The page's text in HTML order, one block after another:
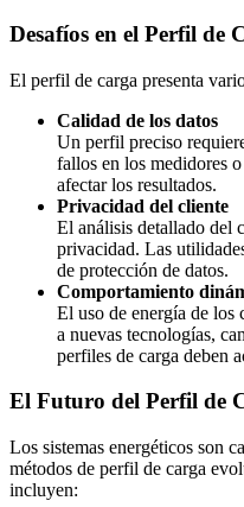
Desafíos en el Perfil de
El perfil de carga presenta
Calidad de los datos
Un perfil preciso
fallos en los medidores
afectar los resultados.
Privacidad del cliente
El análisis detallado del
privacidad. Las
de protección de datos.
Comportamiento
El uso de energía de los
a nuevas tecnologías,
perfiles de carga deben
El Futuro del Perfil de
Los sistemas energéticos son
métodos de perfil de carga
incluyen: